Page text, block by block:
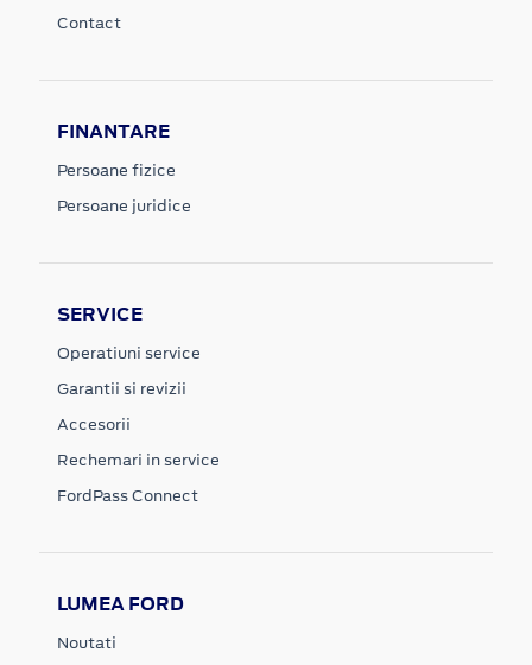
Contact
FINANTARE
Persoane fizice
Persoane juridice
SERVICE
Operatiuni service
Garantii si revizii
Accesorii
Rechemari in service
FordPass Connect
LUMEA FORD
Noutati